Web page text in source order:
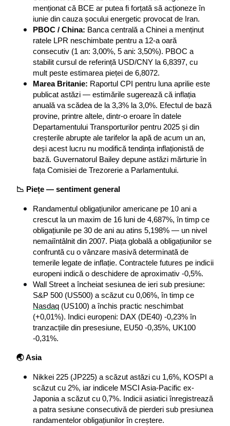
menționat că BCE ar putea fi forțată să acționeze în
iunie din cauza șocului energetic provocat de Iran.
PBOC / China: Banca centrală a Chinei a menținut
ratele LPR neschimbate pentru a 12-a oară
consecutiv (1 an: 3,00%, 5 ani: 3,50%). PBOC a
stabilit cursul de referință USD/CNY la 6,8397, cu
mult peste estimarea pieței de 6,8072.
Marea Britanie: Raportul CPI pentru luna aprilie este
publicat astăzi — estimările sugerează că inflația
anuală va scădea de la 3,3% la 3,0%. Efectul de bază
provine, printre altele, dintr-o eroare în datele
Departamentului Transporturilor pentru 2025 și din
creșterile abrupte ale tarifelor la apă de acum un an,
deși acest lucru nu modifică tendința inflaționistă de
bază. Guvernatorul Bailey depune astăzi mărturie în
fața Comisiei de Trezorerie a Parlamentului.
📉 Piețe — sentiment general
Randamentul obligațiunilor americane pe 10 ani a
crescut la un maxim de 16 luni de 4,687%, în timp ce
obligațiunile pe 30 de ani au atins 5,198% — un nivel
nemaiîntâlnit din 2007. Piața globală a obligațiunilor se
confruntă cu o vânzare masivă determinată de
temerile legate de inflație. Contractele futures pe indicii
europeni indică o deschidere de aproximativ -0,5%.
Wall Street a încheiat sesiunea de ieri sub presiune:
Nasdaq (US100) a închis practic neschimbat
(+0,01%). Indici europeni: DAX (DE40) -0,23% în
tranzacțiile din presesiune, EU50 -0,35%, UK100
-0,31%.
🌏 Asia
Nikkei 225 (JP225) a scăzut astăzi cu 1,6%, KOSPI a
scăzut cu 2%, iar indicele MSCI Asia-Pacific ex-
Japonia a scăzut cu 0,7%. Indicii asiatici înregistrează
a patra sesiune consecutivă de pierderi sub presiunea
randamentelor obligațiunilor în creștere.